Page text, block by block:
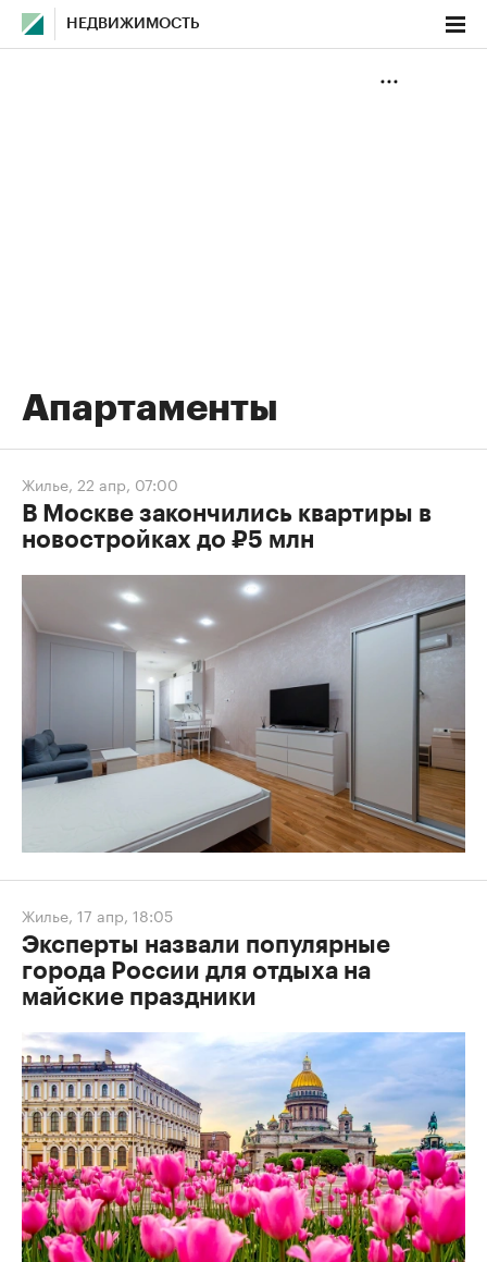
НЕДВИЖИМОСТЬ
Апартаменты
Жилье, 22 апр, 07:00
В Москве закончились квартиры в
новостройках до ₽5 млн
Жилье, 17 апр, 18:05
Эксперты назвали популярные
города России для отдыха на
майские праздники